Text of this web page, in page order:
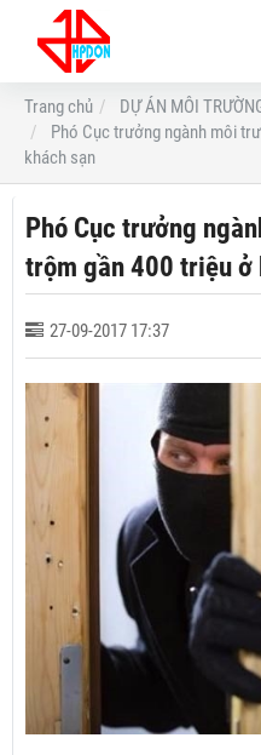
Trang chủ
DỰ ÁN MÔI
Phó Cục trưởng ngành môi
khách sạn
Phó Cục trưởng
trộm gần 400 triệu ở
27-09-2017 17:37